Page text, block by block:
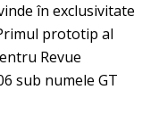
în exclusivitate
prototip al
Revue
sub numele GT